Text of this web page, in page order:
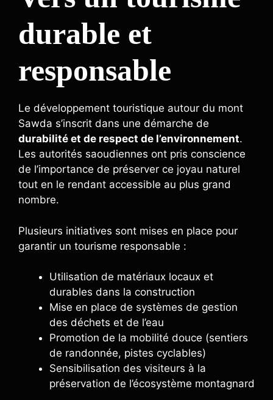
durable et
responsable
Le développement touristique autour du mont
Sawda s’inscrit dans une démarche de
durabilité et de respect de l’environnement.
Les autorités saoudiennes ont pris conscience
de l’importance de préserver ce joyau naturel
tout en le rendant accessible au plus grand
nombre.
Plusieurs initiatives sont mises en place pour
garantir un tourisme responsable :
Utilisation de matériaux locaux et
durables dans la construction
Mise en place de systèmes de gestion
des déchets et de l’eau
Promotion de la mobilité douce (sentiers
de randonnée, pistes cyclables)
Sensibilisation des visiteurs à la
préservation de l’écosystème montagnard